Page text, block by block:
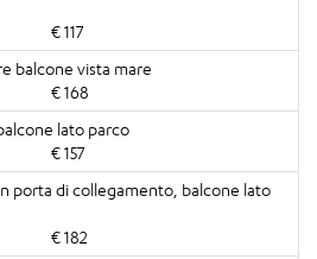
€ 117
€ 168
€ 157
€ 182